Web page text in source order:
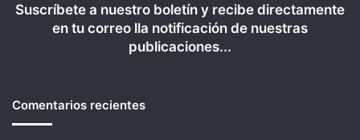
Suscríbete a nuestro boletín y recibe directamente
en tu correo lla notificación de nuestras
publicaciones...
Comentarios recientes